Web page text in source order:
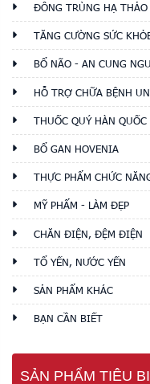
ĐÔNG TRÙNG HẠ THẢO
TĂNG CƯỜNG SỨC
BỔ NÃO - AN CUNG
HỖ TRỢ CHỮA BỆNH
THUỐC QUÝ HÀN QUỐC
BỔ GAN HOVENIA
THỰC PHẨM CHỨC
MỸ PHẨM - LÀM ĐẸP
CHĂN ĐIỆN, ĐỆM ĐIỆN
TỔ YẾN, NƯỚC YẾN
SẢN PHẨM KHÁC
BẠN CẦN BIẾT
SẢN PHẨM TIÊU